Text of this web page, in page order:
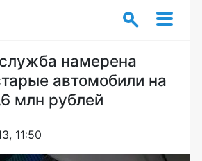
намерена
автомобили на
млн рублей
11:50